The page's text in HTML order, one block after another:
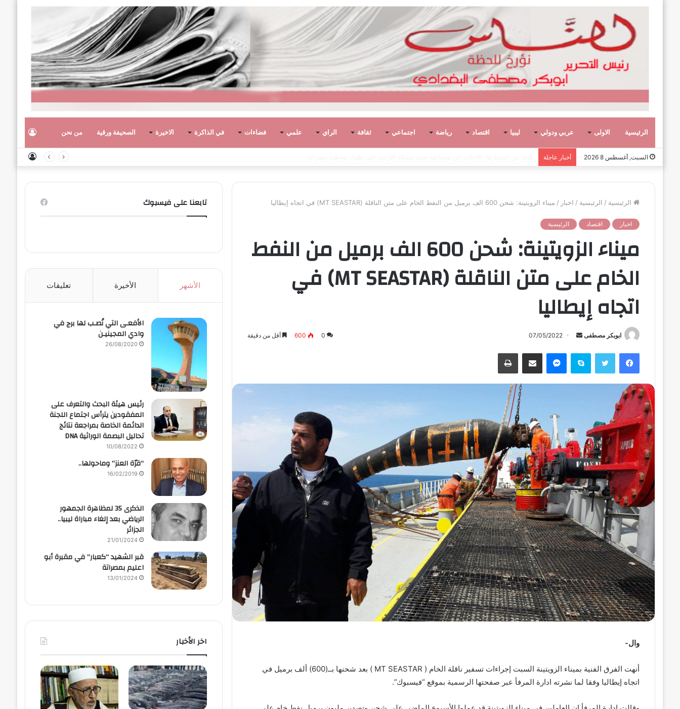
الرئيسية الاولى عربي ودولي ليبيا اقتصاد رياضة اجتماعي ثقافة الراي علمي فضاءات في الذاكرة الاخيرة الصحيفة ورقية من نحن
السبت, أغسطس 8 2026 أخبار عاجلة
الرئيسية / الرئيسية / اخبار / ميناء الزويتينة: شحن 600 الف برميل من النفط الخام على متن الناقلة (MT SEASTAR) في اتجاه إيطاليا
اخبار اقتصاد الرئيسية
ميناء الزويتينة: شحن 600 الف برميل من النفط
الخام على متن الناقلة (MT SEASTAR) في
اتجاه إيطاليا
ابوبكر مصطفى
أ
ب
ا
إ
ل
ك
ت
ر
و
ن
ي
ا
07/05/2022
0
600 أقل من دقيقة
فيسبوك تويتر سكايب ماسنجر مشاركة عبر البريد طباعة
وال-
أنهت الفرق الفنية بميناء الزويتينة السبت إجراءات تسفير ناقلة الخام ( MT SEASTAR ) بعد شحنها بــ(600) ألف برميل في
اتجاه إيطاليا وفقا لما نشرته ادارة المرفأ عبر صفحتها الرسمية بموقع “فيسبوك”.
تابعنا على فيسبوك
الأشهر الأخيرة تعليقات
الأفعـى التي نُصـب لها برج في
وادي المجينيـن
26/08/2020
رئيس هيئة البحث والتعرف على
المفقودين يترأس اجتماع اللجنة
الدائمة الخاصة بمراجعة نتائج
تحاليل البصمة الوراثية DNA
10/08/2022
“قرّة العنز” وماحولها..
16/02/2019
الذكرى 35 لمظاهرة الجمهور
الرياضي بعد إلغاء مباراة ليبيا..
الجزائر
21/01/2024
قبر الشهيد “كعبار” في مقبرة أبو
اعليم بمصراتة
13/01/2024
اخر الأخبار